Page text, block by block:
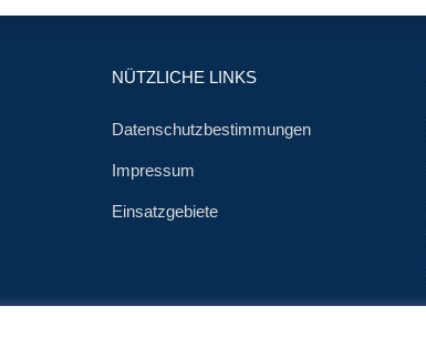
NÜTZLICHE LINKS
Datenschutzbestimmungen
Impressum
Einsatzgebiete